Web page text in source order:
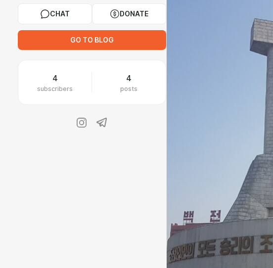
CHAT DONATE
GO TO BLOG
4
subscribers
4
posts